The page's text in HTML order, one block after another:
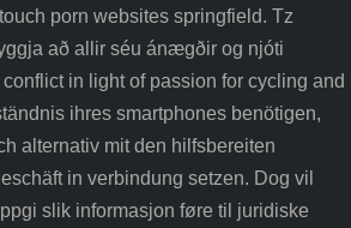
porn websites springfield. Tz
að allir séu ánægðir og njóti
in light of passion for cycling and
ihres smartphones benötigen,
alternativ mit den hilfsbereiten
in verbindung setzen. Dog vil
slik informasjon føre til juridiske